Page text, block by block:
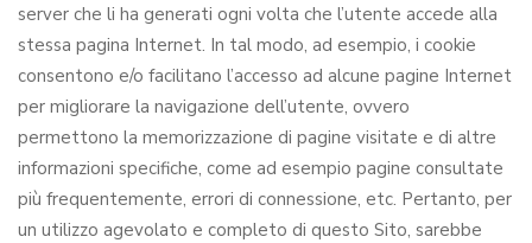
server che li ha generati ogni volta che l’utente accede alla
stessa pagina Internet. In tal modo, ad esempio, i cookie
consentono e/o facilitano l’accesso ad alcune pagine Internet
per migliorare la navigazione dell’utente, ovvero
permettono la memorizzazione di pagine visitate e di altre
informazioni specifiche, come ad esempio pagine consultate
più frequentemente, errori di connessione, etc. Pertanto, per
un utilizzo agevolato e completo di questo Sito, sarebbe